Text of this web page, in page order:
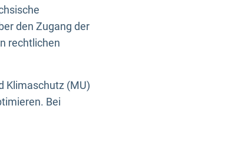
den Zugang der
rechtlichen
Klimaschutz (MU)
Bei